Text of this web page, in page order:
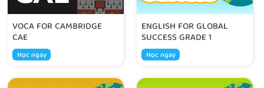
VOCA FOR CAMBRIDGE
CAE
Học ngay
ENGLISH FOR GLOBAL
SUCCESS GRADE 1
Học ngay